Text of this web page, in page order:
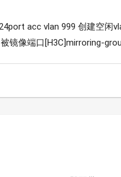
acc vlan 999 创建空闲
镜像端口[H3C]mirroring-